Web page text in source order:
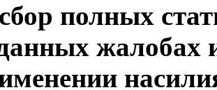
полных
жалобах